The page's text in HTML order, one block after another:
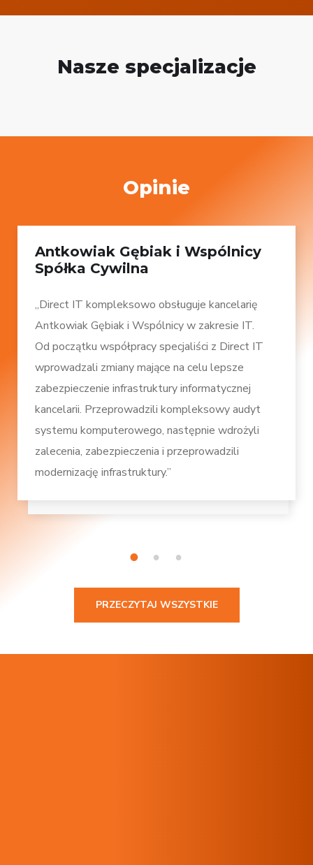
Nasze specjalizacje
Opinie
Antkowiak Gębiak i Wspólnicy
Spółka Cywilna
„Direct IT kompleksowo obsługuje kancelarię
Antkowiak Gębiak i Wspólnicy w zakresie IT.
Od początku współpracy specjaliści z Direct IT
wprowadzali zmiany mające na celu lepsze
zabezpieczenie infrastruktury informatycznej
kancelarii. Przeprowadzili kompleksowy audyt
systemu komputerowego, następnie wdrożyli
zalecenia, zabezpieczenia i przeprowadzili
modernizację infrastruktury.”
1 2 3
PRZECZYTAJ WSZYSTKIE